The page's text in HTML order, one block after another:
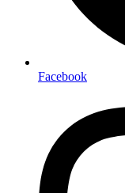
Facebook